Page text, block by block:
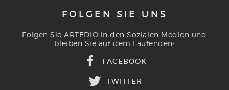
FOLGEN SIE UNS
Folgen Sie ARTEDIO in den Sozialen Medien und
bleiben Sie auf dem Laufenden:
FACEBOOK
TWITTER